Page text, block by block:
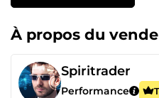
À propos du
Spiritrader
Performance